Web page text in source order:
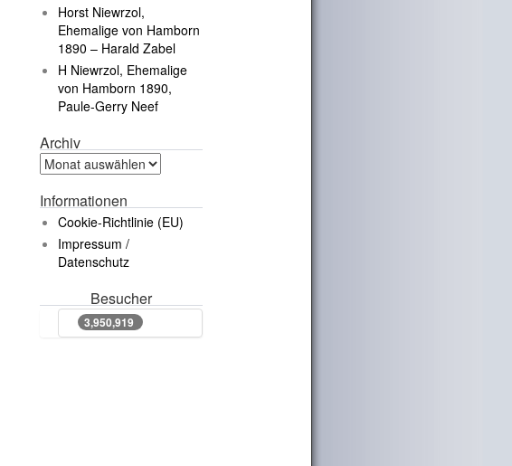
Horst Niewrzol,
Ehemalige von Hamborn
1890 – Harald Zabel
H Niewrzol, Ehemalige
von Hamborn 1890,
Paule-Gerry Neef
Archiv
Informationen
Cookie-Richtlinie (EU)
Impressum /
Datenschutz
Besucher
3,950,919
3,950,919